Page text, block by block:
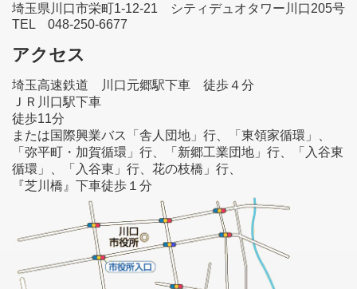
埼玉県川口市栄町1-12-21 シティデュオタワー川口205号
TEL 048-250-6677
アクセス
埼玉高速鉄道 川口元郷駅下車 徒歩４分
ＪＲ川口駅下車
徒歩11分
または国際興業バス「舎人団地」行、「東領家循環」、
「弥平町・加賀循環」行、「新郷工業団地」行、「入谷東
循環」、「入谷東」行、花の枝橋」行、
『芝川橋』下車徒歩１分